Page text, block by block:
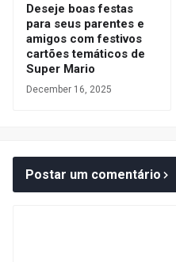
Deseje boas festas
para seus parentes e
amigos com festivos
cartões temáticos de
Super Mario
December 16, 2025
Postar um comentário